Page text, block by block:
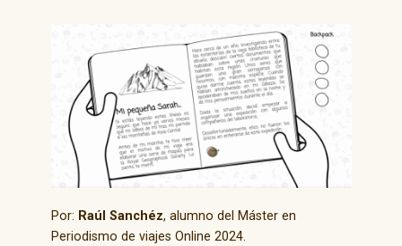
Por: Raúl Sanchéz, alumno del Máster en
Periodismo de viajes Online 2024.